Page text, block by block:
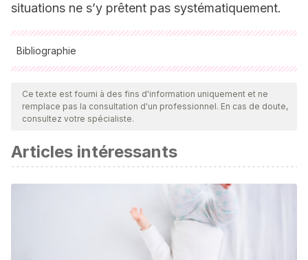
situations ne s’y prêtent pas systématiquement.
Bibliographie
Toutes les sources citées ont été examinées en profondeur
par notre équipe pour garantir leur qualité, leur fiabilité, leur
actualité et leur validité. La bibliographie de cet article a été
ou scientifique
Instituto de consumo de Extremadura.Un juguete para
https://saludextremadura.ses.es/filescms/incoex/
(2019). Juego y juguete 2019/2020 – Guía AIJU.
AIJU, Instituto Tecnológico de Producto Infantil y Ocio.
Ce texte est fourni à des fins d'information uniquement et ne
remplace pas la consultation d'un professionnel. En cas de doute,
consultez votre spécialiste.
Articles intéressants